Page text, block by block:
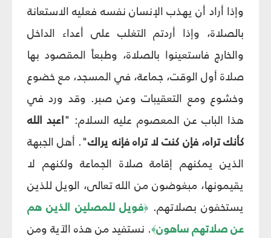
وإذا أراد أن يهذب الإنسان نفسه فعليه الاستعانة
بالصلاة، وإذا أردتم التغلب على أعداء الداخل
والخارج فاستعينوا بالصلاة، وطبعاً المقصود بها
صلاة أول الوقت، جماعة، في المسجد، مع خضوع
وخشوع ومع التعقيبات وعن صبر. وقد ورد في
هذا الباب عن المعصوم عليه السلام: "اعبد الله
كأنك تراه، فإن كنت لا تراه فإنه يراك". أهل الجبهة
الذين يمكنهم إقامة صلاة الجماعة ولكنهم لا
يقيمونها، مبغوضون من الله تعالى، الويل للذين
يستخفون بصلاتهم. ﴿فويل للمصلين الذين هم
عن صلاتهم ساهون﴾. نستفيد من هذه الآية ومن